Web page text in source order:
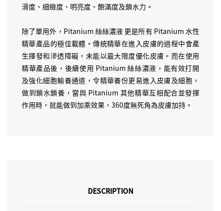
滑度、細緻度、明亮度、飽滿度及鎖水力。
除了單用外，Pitanium 絲絲濃液 更是所有 Pitanium 水性
精華產品的極佳載體。傳統精華在進入皮膚的過程中會產
生揮發和滲透障礙，未能以最大限度優化皮膚。而在使用
精華產品後，後續使用 Pitanium 絲絲濃液，能有效打開
及強化細胞輸養通道，令精華養份更易進入皮膚及細胞，
做到鎖水鎖養，當與 Pitanium 其他精華互相配合並發揮
作用時，就能做到加乘效果，360度無死角為皮膚加持。
DESCRIPTION